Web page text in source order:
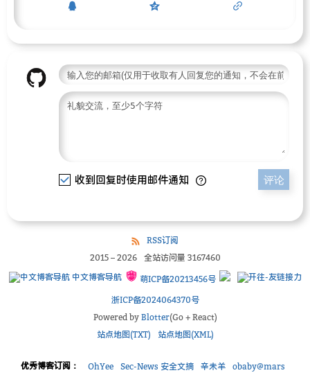
收到回复时使用邮件通知 评论
RSS订阅
2015– 2026 全站访问量 3167460
中文博客导航
萌ICP备20213456号
浙ICP备2024064370号
Powered by Blotter(Go + React)
站点地图(TXT)
站点地图(XML)
优秀博客订阅： OhYee Sec-News 安全文摘 辛未羊 obaby@mars